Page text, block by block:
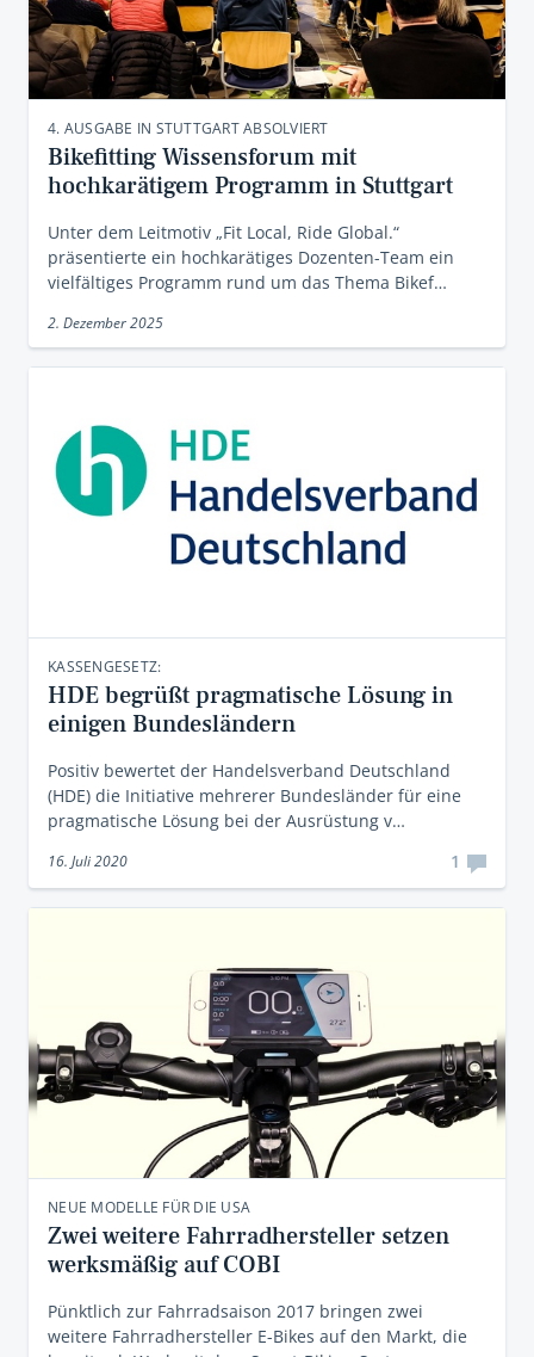
4. AUSGABE IN STUTTGART ABSOLVIERT
Bikefitting Wissensforum mit
hochkarätigem Programm in Stuttgart
Unter dem Leitmotiv „Fit Local, Ride Global.“
präsentierte ein hochkarätiges Dozenten-Team ein
vielfältiges Programm rund um das Thema Bikef…
2. Dezember 2025
KASSENGESETZ:
HDE begrüßt pragmatische Lösung in
einigen Bundesländern
Positiv bewertet der Handelsverband Deutschland
(HDE) die Initiative mehrerer Bundesländer für eine
pragmatische Lösung bei der Ausrüstung v…
16. Juli 2020 1
NEUE MODELLE FÜR DIE USA
Zwei weitere Fahrradhersteller setzen
werksmäßig auf COBI
Pünktlich zur Fahrradsaison 2017 bringen zwei
weitere Fahrradhersteller E-Bikes auf den Markt, die